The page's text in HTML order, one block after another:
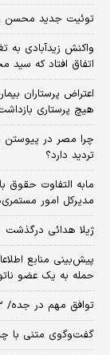
توئیت جدید محسن
واکنش زیدآبادی به
اتفاق افتاد که سید
اعتراض پرستاران
هیچ پرستاری
چرا مصر در پیوستن
تردید دارد؟
مابه التفاوت
مدیرکل امور
ژیلا هدائی درگذشت
پیش‌بینی منابع
حمله به یک عضو ناتو
توافق مهم در جده/ ۳ کشور منطقه توافقنامه نظامی امضا می‌کنند
گفت‌وگوی متنی با